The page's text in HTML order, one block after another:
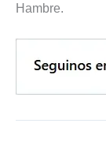
Hambre.